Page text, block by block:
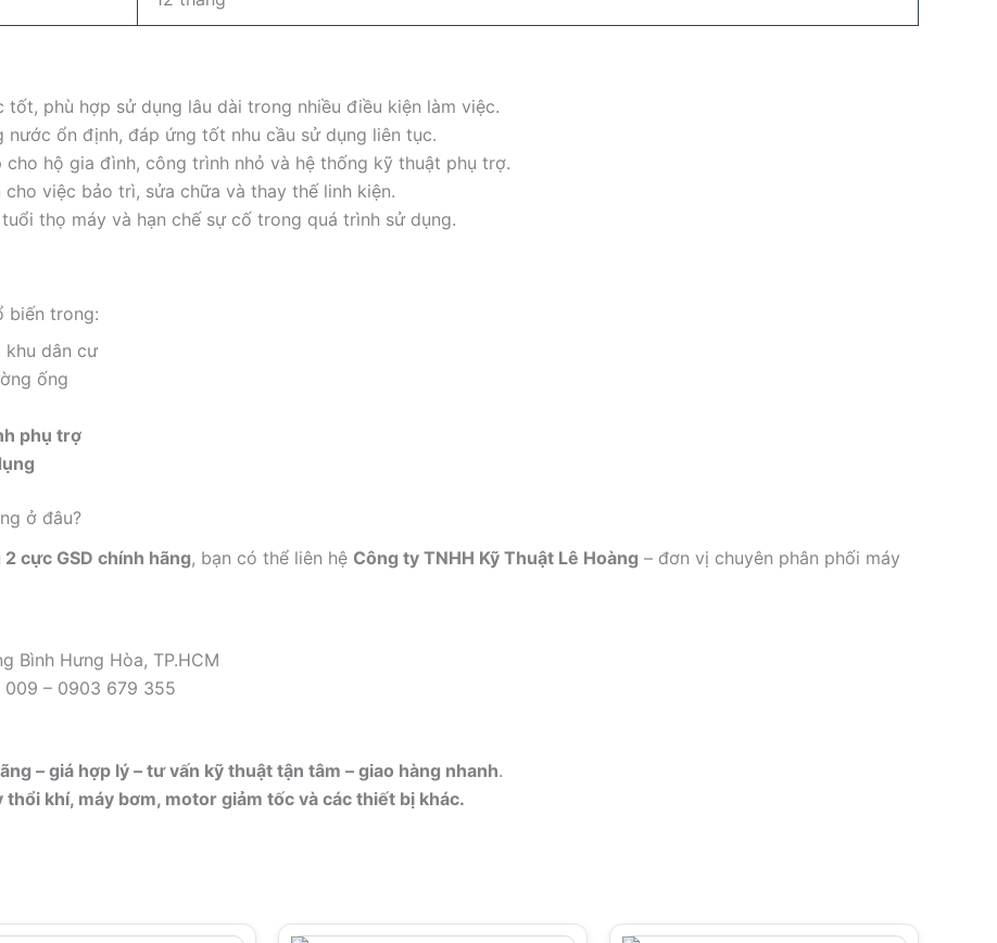
tốt, phù hợp sử dụng lâu dài trong nhiều điều kiện làm việc.
nước ổn định, đáp ứng tốt nhu cầu sử dụng liên tục.
cho hộ gia đình, công trình nhỏ và hệ thống kỹ thuật phụ trợ.
cho việc bảo trì, sửa chữa và thay thế linh kiện.
thọ máy và hạn chế sự cố trong quá trình sử dụng.
biến trong:
khu dân cư
ống
phụ trợ
ở đâu?
cực GSD chính hãng, bạn có thể liên hệ Công ty TNHH Kỹ Thuật Lê Hoàng – đơn vị chuyên phân phối máy
Bình Hưng Hòa, TP.HCM
– 0903 679 355
– giá hợp lý – tư vấn kỹ thuật tận tâm – giao hàng nhanh.
khí, máy bơm, motor giảm tốc và các thiết bị khác.